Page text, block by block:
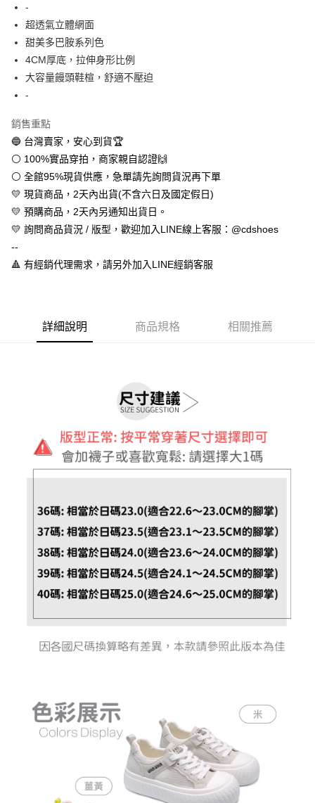
AFTEE先享後付
相關說明
【關於「AFTEE先享後付」】
AFTEE先享後付是「在收到商品之後才付款」的支付方式。 讓您購物簡單
便利好安心！
【「AFTEE先享後付」結帳流程】
１．於結帳方式選擇「AFTEE先享後付」後，將跳轉至「AFTEE先享後付」
結帳頁面，進行簡訊認證並確認金額後，即可完成結帳。
２．訂單成立數日內，您將收到繳費通知簡訊。
３．收到繳費通知簡訊後14天內，點擊此簡訊中的連結，可透過四大超商／
ATM／網路銀行／等多元方式進行付款，方視為交易完成。
※ 請注意：結帳手續完成當下不需立刻繳費，但若您需要取消訂單，請聯絡
購買商品的店家。未經商家同意取消之訂單仍視為有效，需透過AFTEE先享
是否繳費成功／繳費後需取消欲退款等相關疑問，請聯繫「AFTEE先享後付
１．透過由恩沛科技股份有限公司提供之「AFTEE先享後付」服務完成之交
易，需依本服務之必要範圍內提供個人資料，並將交易相關給付款項請求債
權轉讓予恩沛科技股份有限公司。
３．未成年的使用者請事先徵得法定代理人或監護人之同意方可使用
「AFTEE先享後付」，若未經同意申辦者引起之損失，本公司不負相關責
４．使用「AFTEE先享後付」時，將依據個別帳號之用戶狀況，依本公司即
時審查核予不同之上限額度；若仍有額度不足之情形，本公司將視審查結果
請求用戶進行身份認證。
５．嚴禁一人註冊多個帳號或使用他人資訊註冊。若發現惡意使用之情形，
恩沛科技股份有限公司將有權停止該用戶之使用額度並採取法律行動。
ATM付款
運送方式
全家取貨付款
每筆NT$60，滿NT$888(含以上)免運費
付款後全家取貨
每筆NT$60，滿NT$888(含以上)免運費
7-11取貨付款
每筆NT$60，滿NT$888(含以上)免運費
每筆NT$100，滿NT$999(含以上)免運費
-
超透氣立體網面
甜美多巴胺系列色
4CM厚底，拉伸身形比例
大容量饅頭鞋楦，舒適不壓迫
-
銷售重點
🔵 台灣賣家，安心到貨🏆
⚪ 100%實品穿拍，商家親自認證🙌
⚪ 全館95%現貨供應，急單請先詢問貨況再下單
💛 現貨商品，2天內出貨(不含六日及國定假日)
💛 預購商品，2天內另通知出貨日。
💛 詢問商品貨況 / 版型，歡迎加入LINE線上客服：@cdshoes
--
🔺 有經銷代理需求，請另外加入LINE經銷客服
詳細說明 商品規格 相關推薦